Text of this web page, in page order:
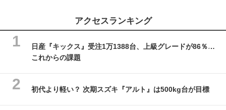
アクセスランキング
日産『キックス』受注1万1388台、上級グレードが86％…
これからの課題
初代より軽い？ 次期スズキ『アルト』は500kg台が目標